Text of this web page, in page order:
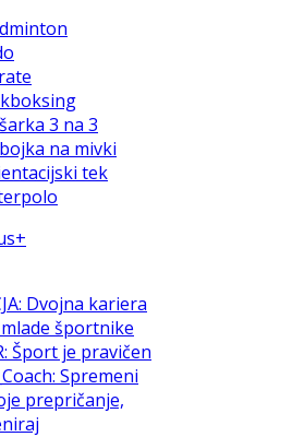
3 na 3
na mivki
tek
Dvojna kariera
športnike
Šport je pravičen
Spremeni
prepričanje,